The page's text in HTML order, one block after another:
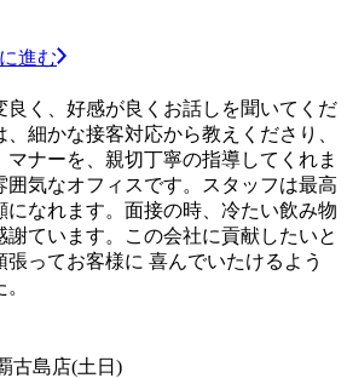
進む
良く、好感が良くお話しを聞いてくだ
細かな接客対応から教えくださり、
ナーを、親切丁寧の指導してくれま
囲気なオフィスです。スタッフは最高
になれます。面接の時、冷たい飲み物
謝ています。この会社に貢献したいと
ってお客様に 喜んでいたけるよう
古島店(土日)